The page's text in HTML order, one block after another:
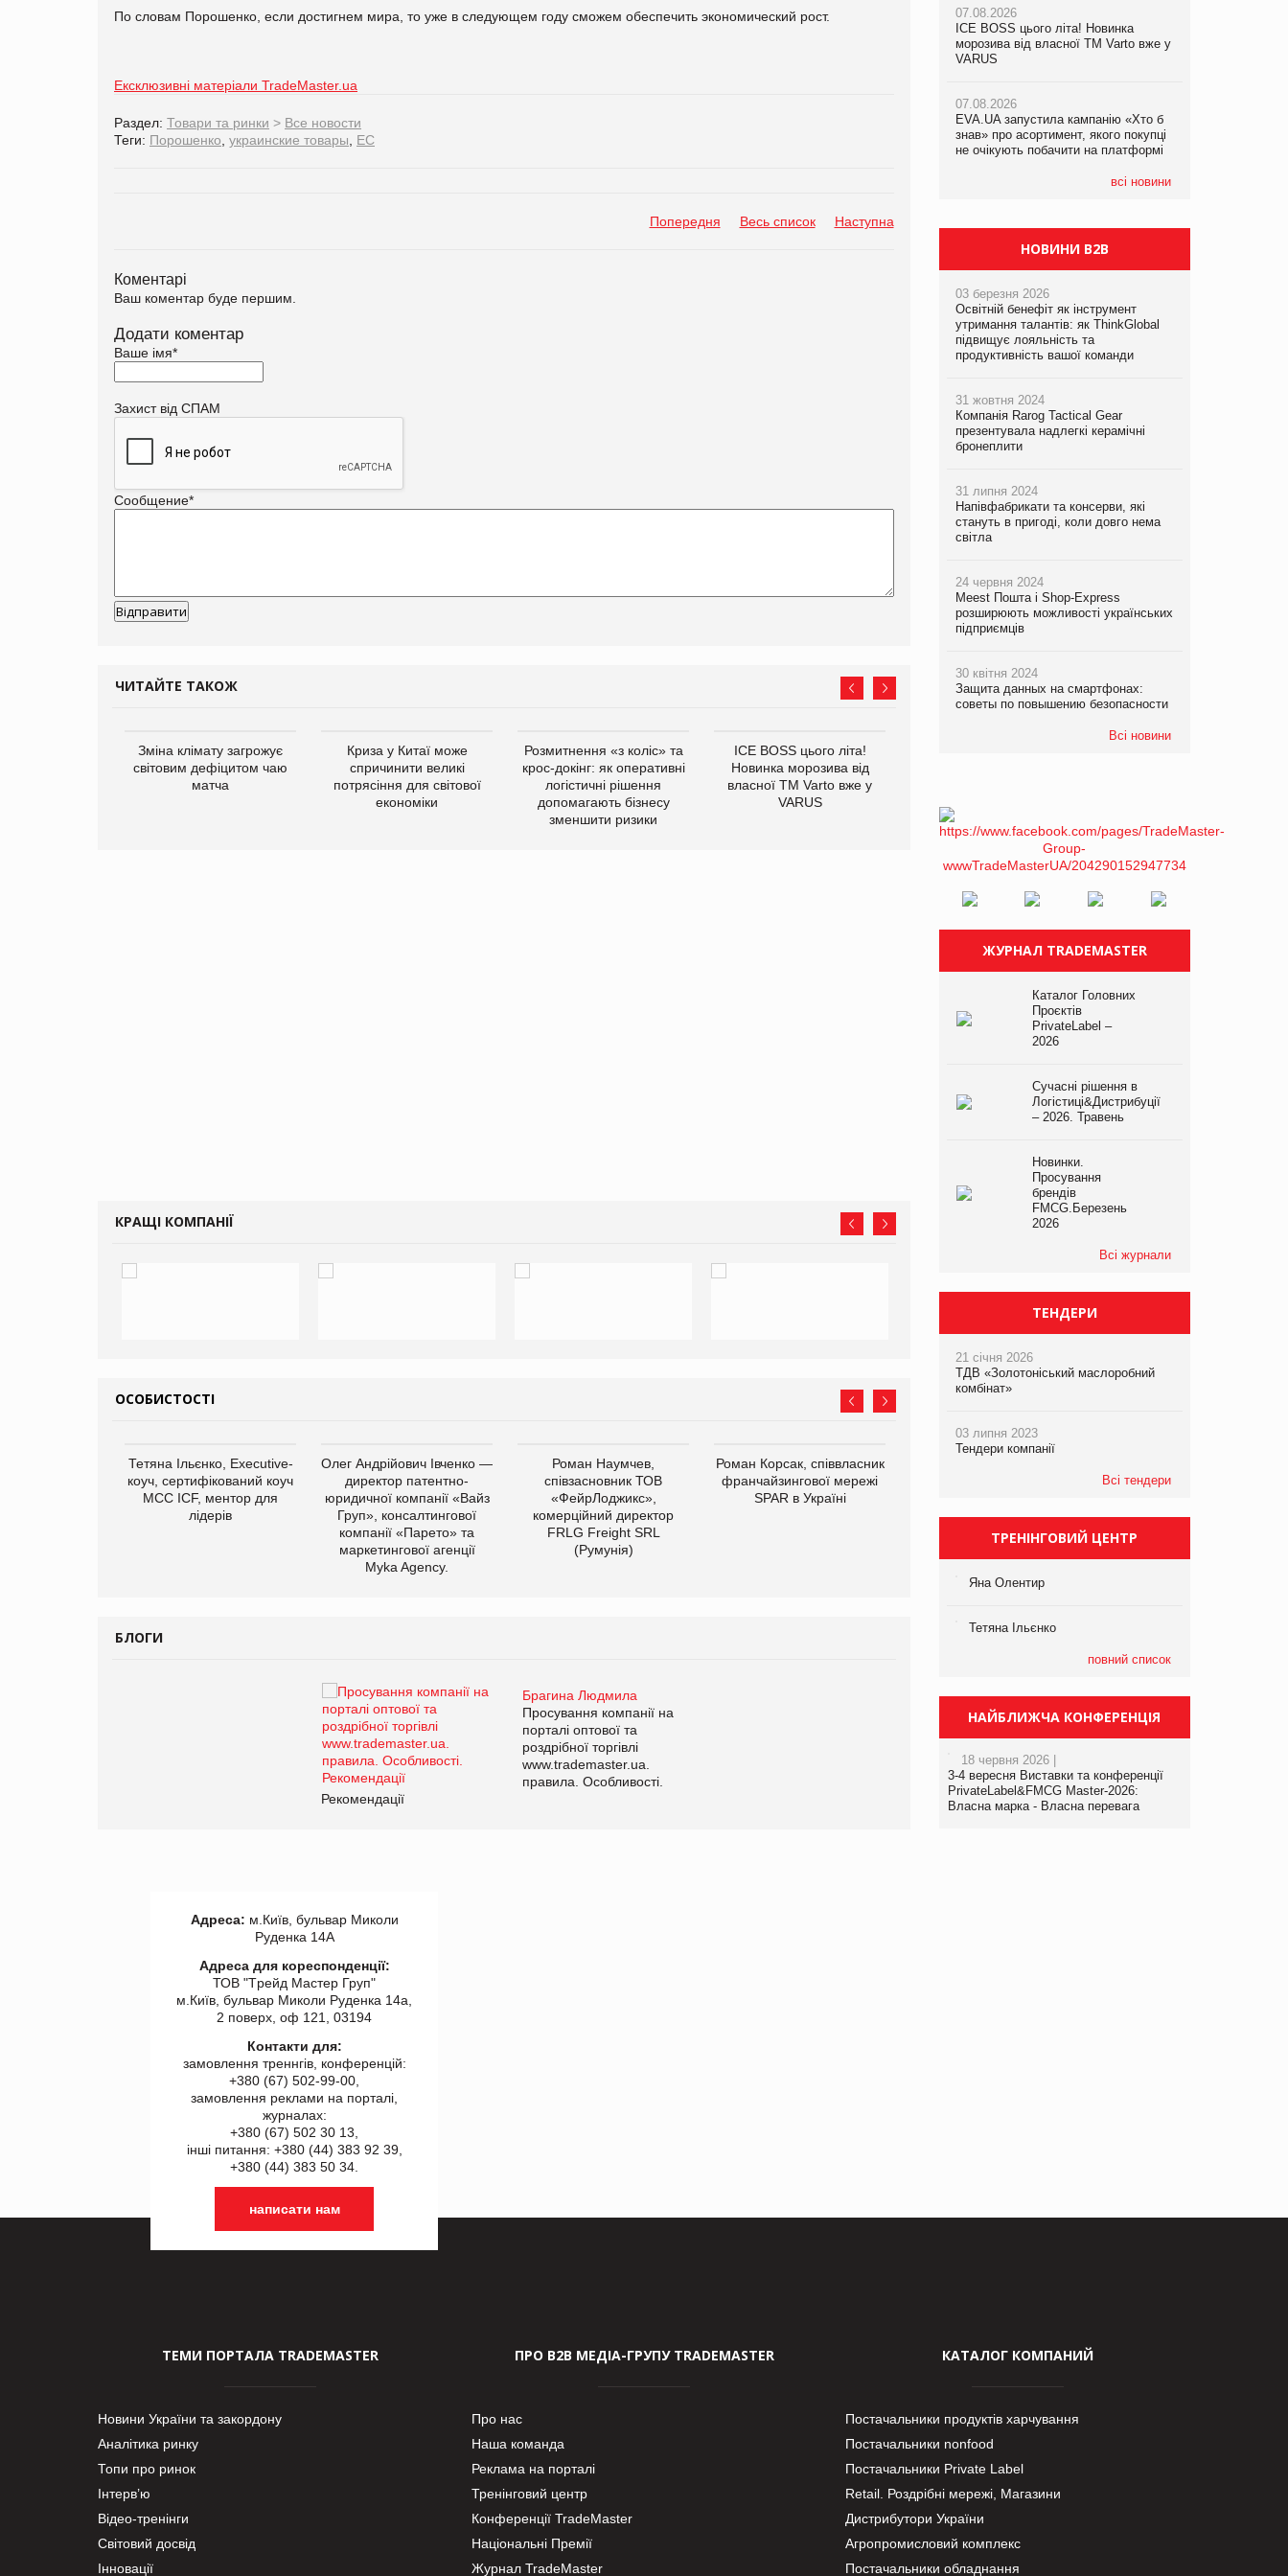
По словам Порошенко, если достигнем мира, то уже в следующем году сможем обеспечить экономический рост.
Ексклюзивні матеріали TradeMaster.ua
Раздел: Товари та ринки > Все новости
Теги: Порошенко украинские товары ЕС
Попередня Весь список Наступна
Коментарі
Ваш коментар буде першим.
Додати коментар
Ваше імя*
Захист від СПАМ
Сообщение*
ЧИТАЙТЕ ТАКОЖ
Зміна клімату загрожує
світовим дефіцитом чаю
матча
Криза у Китаї може
спричинити великі
потрясіння для світової
економіки
Розмитнення «з коліс» та
крос-докінг: як оперативні
логістичні рішення
допомагають бізнесу
зменшити ризики
ICE BOSS цього літа!
Новинка морозива від
власної ТМ Varto вже у
VARUS
КРАЩІ КОМПАНІЇ
ОСОБИСТОСТІ
Тетяна Ільєнко, Executive-
коуч, сертифікований коуч
МСС ICF, ментор для
лідерів
Олег Андрійович Івченко —
директор патентно-
юридичної компанії «Вайз
Груп», консалтингової
компанії «Парето» та
маркетингової агенції
Myka Agency.
Роман Наумчев,
співзасновник ТОВ
«ФейрЛоджикс»,
комерційний директор
FRLG Freight SRL
(Румунія)
Роман Корсак, співвласник
франчайзингової мережі
SPAR в Україні
виробництва
компанії «УкраМарин»
БЛОГИ
Брагина Людмила
Просування компанії на
порталі оптової та
роздрібної торгівлі
www.trademaster.ua.
правила. Особливості.
Рекомендації
Брагина Людмила
Просування компанії на
www.trademaster.ua.
правила. Особливості.
07.08.2026
ICE BOSS цього літа! Новинка
морозива від власної ТМ Varto вже у
VARUS
07.08.2026
EVA.UA запустила кампанію «Хто б
знав» про асортимент, якого покупці
не очікують побачити на платформі
всі новини
07.08.2026
ICE BOSS цього літа! Новинка
морозива від власної ТМ Varto вже у
VARUS
07.08.2026
EVA.UA запустила кампанію «Хто б
знав» про асортимент, якого покупці
не очікують побачити на платформі
07.08.2026
Франція заборонила рекламні дзвінки
НОВИНИ B2B
03 березня 2026
Освітній бенефіт як інструмент
утримання талантів: як ThinkGlobal
підвищує лояльність та
продуктивність вашої команди
31 жовтня 2024
Компанія Rarog Tactical Gear
презентувала надлегкі керамічні
бронеплити
31 липня 2024
Напівфабрикати та консерви, які
стануть в пригоді, коли довго нема
світла
24 червня 2024
Meest Пошта і Shop-Express
розширюють можливості українських
підприємців
30 квітня 2024
Защита данных на смартфонах:
советы по повышению безопасности
Всі новини
ЖУРНАЛ TRADEMASTER
Каталог Головних
Проєктів
PrivateLabel –
2026
Сучасні рішення в
Логістиці&Дистрибуції
– 2026. Травень
Новинки.
Просування
брендів
FMCG.Березень
2026
Всі журнали
ТЕНДЕРИ
21 січня 2026
ТДВ «Золотоніський маслоробний
комбінат»
03 липня 2023
Тендери компанії
Всі тендери
ТРЕНІНГОВИЙ ЦЕНТР
Яна Олентир
Тетяна Ільєнко
повний список
НАЙБЛИЖЧА КОНФЕРЕНЦІЯ
18 червня 2026 |
3-4 вересня Виставки та конференції
PrivateLabel&FMCG Master-2026:
Власна марка - Власна перевага
Адреса: м.Київ, бульвар Миколи
Руденка 14А
Адреса для кореспонденції:
ТОВ "Tрейд Мастер Груп"
м.Київ, бульвар Миколи Руденка 14а,
2 поверх, оф 121, 03194
Контакти для:
замовлення треннгів, конференцій:
+380 (67) 502-99-00,
замовлення реклами на порталі,
журналах:
+380 (67) 502 30 13,
інші питання: +380 (44) 383 92 39,
+380 (44) 383 50 34.
написати нам
ТЕМИ ПОРТАЛА TRADEMASTER
Новини України та закордону
Аналітика ринку
Топи про ринок
Інтерв’ю
Відео-тренінги
Світовий досвід
Інновації
ПРО В2В МЕДІА-ГРУПУ TRADEMASTER
Про нас
Наша команда
Реклама на порталі
Тренінговий центр
Конференції TradeMaster
Національні Премії
Журнал TradeMaster
КАТАЛОГ КОМПАНИЙ
Постачальники продуктів харчування
Постачальники nonfood
Постачальники Private Label
Retail. Роздрібні мережі, Магазини
Дистрибутори України
Агропромисловий комплекс
Постачальники обладнання